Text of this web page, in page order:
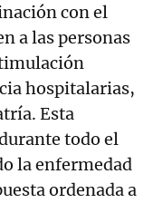
con el
a las personas
hospitalarias,
Esta
todo el
la enfermedad
ordenada a